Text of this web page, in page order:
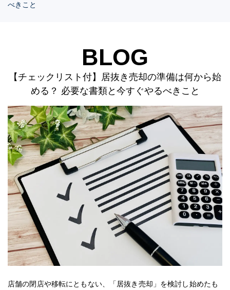
べきこと
BLOG
【チェックリスト付】居抜き売却の準備は何から始
める？ 必要な書類と今すぐやるべきこと
店舗の閉店や移転にともない、「居抜き売却」を検討し始めたも